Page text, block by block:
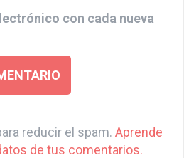
con cada nueva
reducir el spam. Aprende
de tus comentarios.